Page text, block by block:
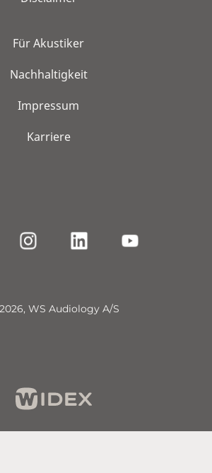
Für Akustiker
Nachhaltigkeit
Impressum
Karriere
WS Audiology A/S